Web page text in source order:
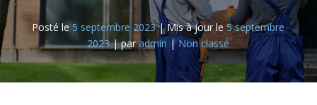
Posté le5 septembre 2023|Mis à jour le5 septembre
2023|paradmin|Non classé